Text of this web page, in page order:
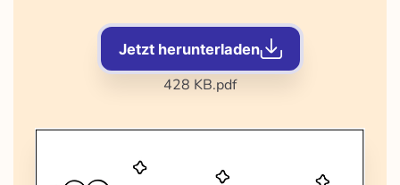
Jetzt herunterladen
428 KB.pdf